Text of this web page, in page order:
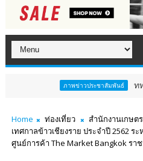
ภาพข่าวประชาสัมพันธ์ ททท. ชวนสัมผัส
Home ท่องเที่ยว
สำนักงานเกษต
เทศกาลข้าวเชียงราย ประจำปี 2562
ศูนย์การค้า The Market Bangkok รา